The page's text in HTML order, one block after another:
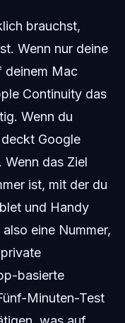
brauchst,
Wenn nur deine
deinem Mac
Continuity das
Wenn du
Google
das Ziel
ist, mit der du
und Handy
eine Nummer,
basierte
Minuten-Test